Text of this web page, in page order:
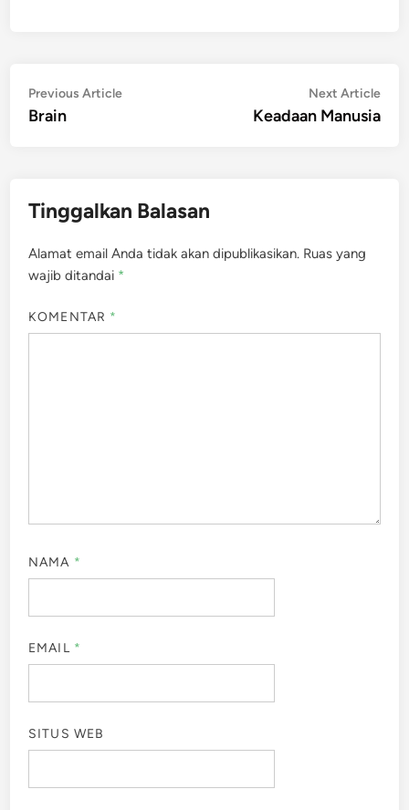
Navigasi
pos
Previous ArticlePrevious
Brain
Next Article
Keadaan Manusia
Tinggalkan Balasan
Alamat email Anda tidak akan dipublikasikan. Ruas yang
wajib ditandai *
KOMENTAR *
NAMA *
EMAIL *
SITUS WEB